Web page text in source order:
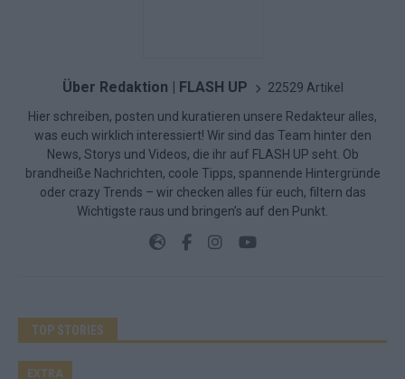
Über Redaktion | FLASH UP 22529 Artikel
Hier schreiben, posten und kuratieren unsere Redakteur alles,
was euch wirklich interessiert! Wir sind das Team hinter den
News, Storys und Videos, die ihr auf FLASH UP seht. Ob
brandheiße Nachrichten, coole Tipps, spannende Hintergründe
oder crazy Trends – wir checken alles für euch, filtern das
Wichtigste raus und bringen’s auf den Punkt.
TOP STORIES
EXTRA